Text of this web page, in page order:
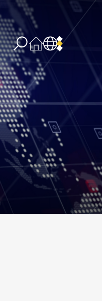
Clause de non-responsabilité